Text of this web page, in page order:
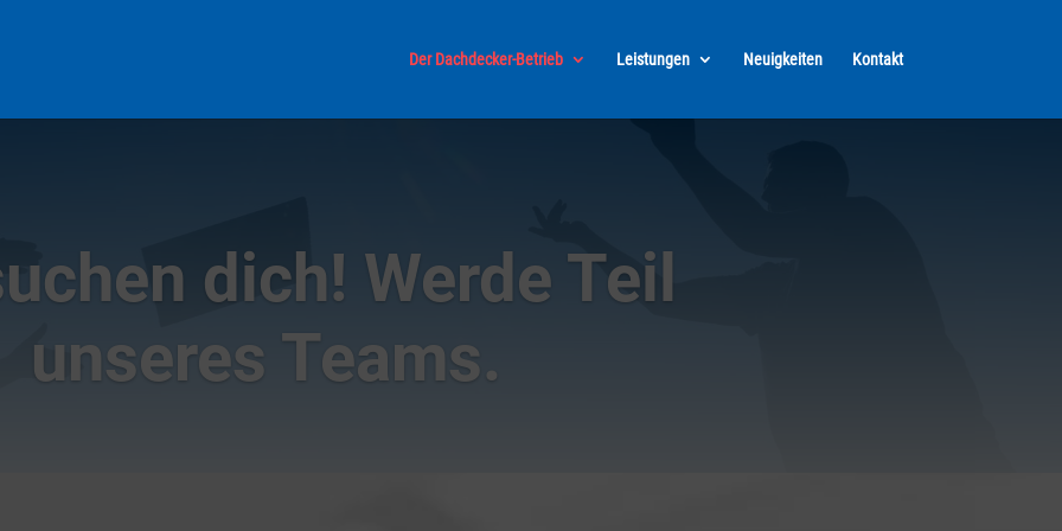
Der Dachdecker-Betrieb Leistungen Neuigkeiten Kontakt
dich! Werde Teil
unseres Teams.